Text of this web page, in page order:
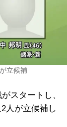
立候補
スタートし、
人が立候補し